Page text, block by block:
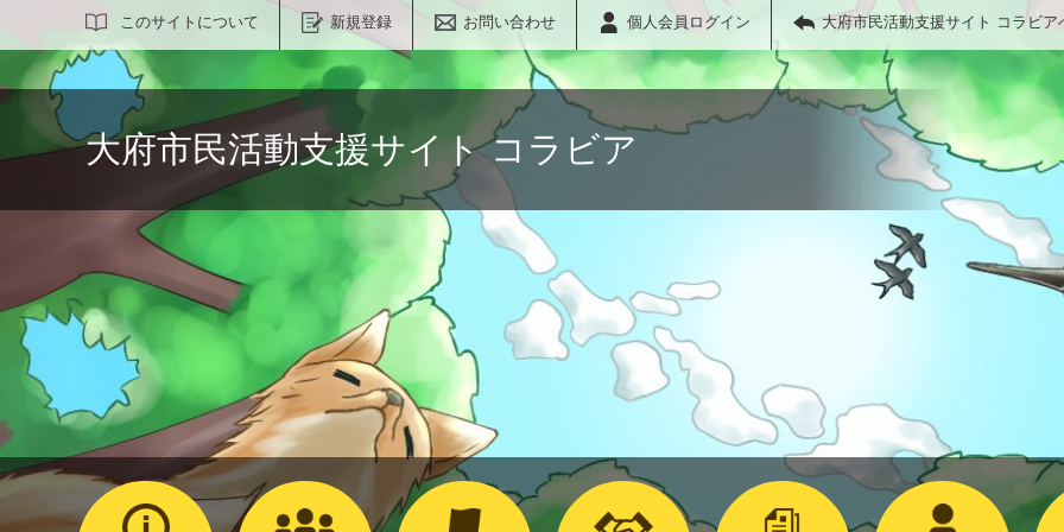
このサイトについて 新規登録 お問い合わせ 個人会員ログイン 大府市民活動支援サイト コラビア
サイト内検索
大府市民活動支援サイト コラビア